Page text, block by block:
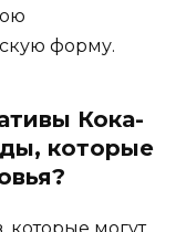
форму.
Кока-
которые